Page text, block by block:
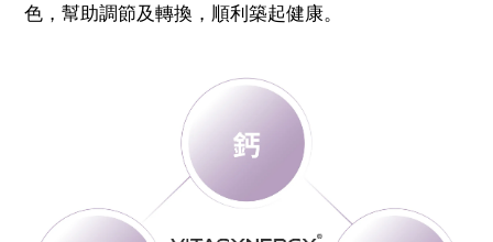
色，幫助調節及轉換，順利築起健康。